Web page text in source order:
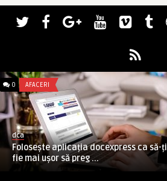
0 AFACERI
dca
Folosește aplicația docexpress ca să-ți
fie mai ușor să preg ...